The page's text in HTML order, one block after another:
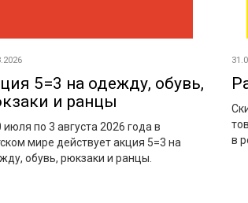
5=3 на одежду, обувь,
и ранцы
июля по 3 августа 2026 года в
мире действует акция 5=3 на
обувь, рюкзаки и ранцы.
в